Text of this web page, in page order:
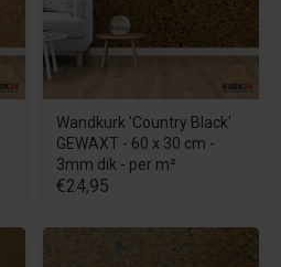
Wandkurk 'Country Black'
GEWAXT - 60 x 30 cm -
3mm dik - per m²
€24,95